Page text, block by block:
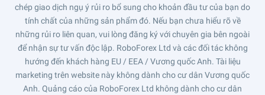
chép giao dịch ngụ ý rủi ro bổ sung cho khoản đầu tư của bạn do
tính chất của những sản phẩm đó. Nếu bạn chưa hiểu rõ về
những rủi ro liên quan, vui lòng đăng ký với chuyên gia bên ngoài
để nhận sự tư vấn độc lập. RoboForex Ltd và các đối tác không
hướng đến khách hàng EU / EEA / Vương quốc Anh. Tài liệu
marketing trên website này không dành cho cư dân Vương quốc
Anh. Quảng cáo của RoboForex Ltd không dành cho cư dân